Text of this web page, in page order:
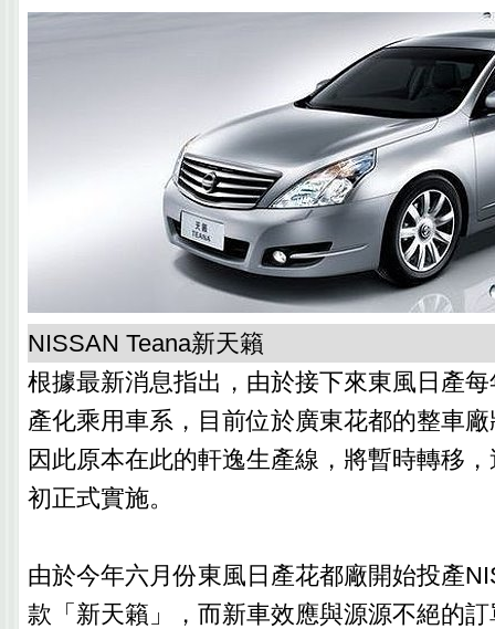
NISSAN Teana新天籟
根據最新消息指出，由於接下來東風日產
產化乘用車系，目前位於廣東花都的整車
因此原本在此的軒逸生產線，將暫時轉移
初正式實施。
由於今年六月份東風日產花都廠開始投產
款「新天籟」，而新車效應與源源不絕的